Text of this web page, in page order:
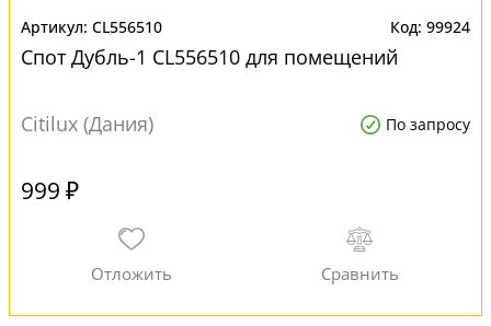
CL556510 99924
Спот Дубль-1 CL556510 для помещений
Citilux (Дания) По запросу
999 ₽